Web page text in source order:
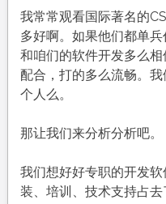
我常常观看国际著名的
多好啊。如果他们都单
和咱们的软件开发多么
配合，打的多么流畅。
个人么。
那让我们来分析分析吧。
我们想好好专职的开发
装、培训、技术支持占